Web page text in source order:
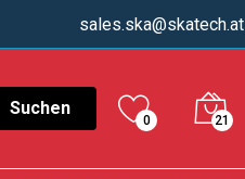
sales.ska@skatech.at
Suchen
0 21